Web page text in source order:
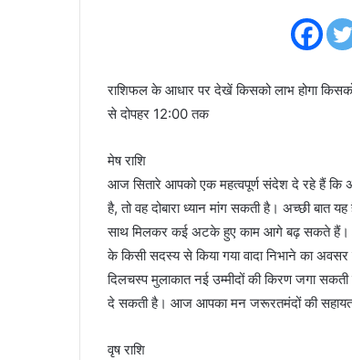
राशिफल के आधार पर देखें किसको लाभ होगा
से दोपहर 12:00 तक
मेष राशि
आज सितारे आपको एक महत्वपूर्ण संदेश दे रहे हैं कि
है, तो वह दोबारा ध्यान मांग सकती है। अच्छी
साथ मिलकर कई अटके हुए काम आगे बढ़ सकते हैं। लंबे
के किसी सदस्य से किया गया वादा निभाने का
दिलचस्प मुलाकात नई उम्मीदों की किरण जगा
दे सकती है। आज आपका मन जरूरतमंदों की सहायता
वृष राशि